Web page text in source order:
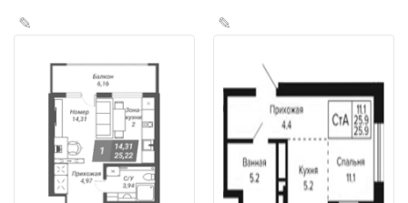
✎ ✎